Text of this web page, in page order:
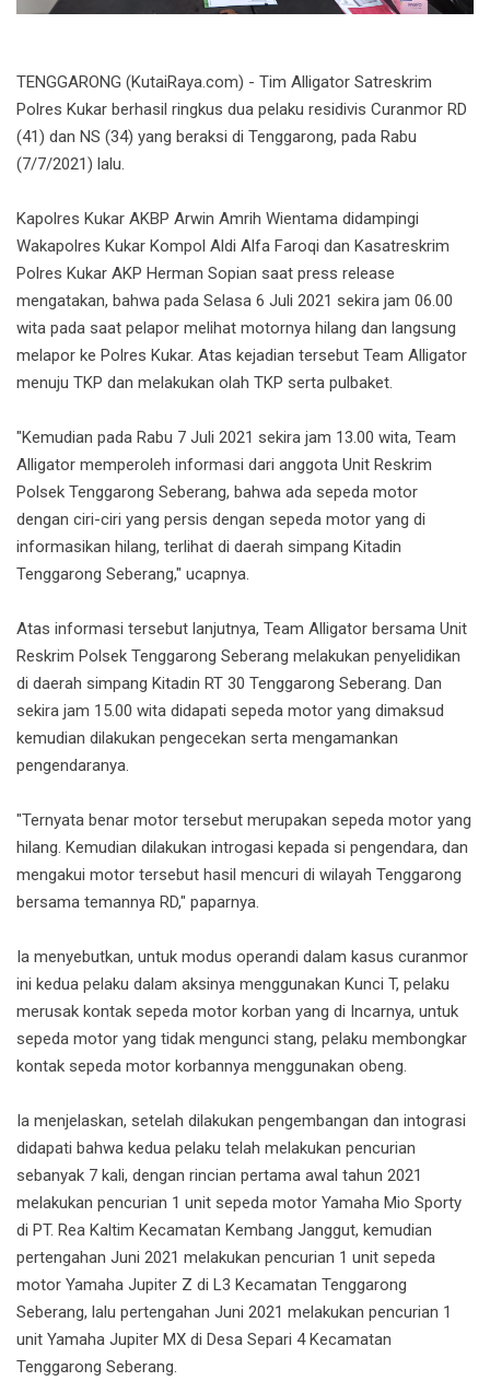
TENGGARONG (KutaiRaya.com) - Tim Alligator Satreskrim
Polres Kukar berhasil ringkus dua pelaku residivis Curanmor RD
(41) dan NS (34) yang beraksi di Tenggarong, pada Rabu
(7/7/2021) lalu.
Kapolres Kukar AKBP Arwin Amrih Wientama didampingi
Wakapolres Kukar Kompol Aldi Alfa Faroqi dan Kasatreskrim
Polres Kukar AKP Herman Sopian saat press release
mengatakan, bahwa pada Selasa 6 Juli 2021 sekira jam 06.00
wita pada saat pelapor melihat motornya hilang dan langsung
melapor ke Polres Kukar. Atas kejadian tersebut Team Alligator
menuju TKP dan melakukan olah TKP serta pulbaket.
"Kemudian pada Rabu 7 Juli 2021 sekira jam 13.00 wita, Team
Alligator memperoleh informasi dari anggota Unit Reskrim
Polsek Tenggarong Seberang, bahwa ada sepeda motor
dengan ciri-ciri yang persis dengan sepeda motor yang di
informasikan hilang, terlihat di daerah simpang Kitadin
Tenggarong Seberang," ucapnya.
Atas informasi tersebut lanjutnya, Team Alligator bersama Unit
Reskrim Polsek Tenggarong Seberang melakukan penyelidikan
di daerah simpang Kitadin RT 30 Tenggarong Seberang. Dan
sekira jam 15.00 wita didapati sepeda motor yang dimaksud
kemudian dilakukan pengecekan serta mengamankan
pengendaranya.
"Ternyata benar motor tersebut merupakan sepeda motor yang
hilang. Kemudian dilakukan introgasi kepada si pengendara, dan
mengakui motor tersebut hasil mencuri di wilayah Tenggarong
bersama temannya RD," paparnya.
Ia menyebutkan, untuk modus operandi dalam kasus curanmor
ini kedua pelaku dalam aksinya menggunakan Kunci T, pelaku
merusak kontak sepeda motor korban yang di Incarnya, untuk
sepeda motor yang tidak mengunci stang, pelaku membongkar
kontak sepeda motor korbannya menggunakan obeng.
Ia menjelaskan, setelah dilakukan pengembangan dan intograsi
didapati bahwa kedua pelaku telah melakukan pencurian
sebanyak 7 kali, dengan rincian pertama awal tahun 2021
melakukan pencurian 1 unit sepeda motor Yamaha Mio Sporty
di PT. Rea Kaltim Kecamatan Kembang Janggut, kemudian
pertengahan Juni 2021 melakukan pencurian 1 unit sepeda
motor Yamaha Jupiter Z di L3 Kecamatan Tenggarong
Seberang, lalu pertengahan Juni 2021 melakukan pencurian 1
unit Yamaha Jupiter MX di Desa Separi 4 Kecamatan
Tenggarong Seberang.